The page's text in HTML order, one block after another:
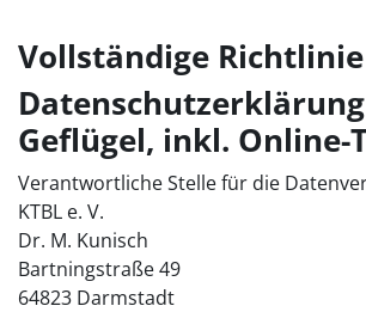
Vollständige Richtlinie
Geflügel, inkl. Online-
Verantwortliche Stelle für die
KTBL e. V.
Dr. M. Kunisch
Bartningstraße 49
64823 Darmstadt